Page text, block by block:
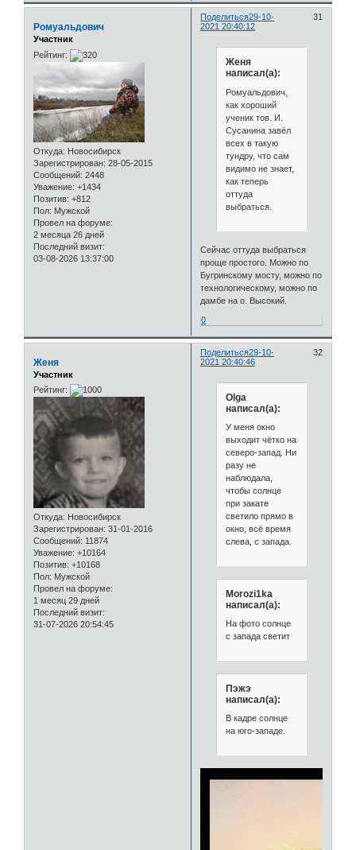
Поделиться 31
29-10-
2021 20:40:12
Ромуальдович
Участник
Рейтинг:
Откуда: Новосибирск
Зарегистрирован: 28-05-2015
Сообщений: 2448
Уважение: +1434
Позитив: +812
Пол: Мужской
Провел на форуме:
2 месяца 26 дней
Последний визит:
03-08-2026 13:37:00
Женя
написал(а):
Ромуальдович,
как хороший
ученик тов. И.
Сусанина завёл
всех в такую
тундру, что сам
видимо не знает,
как теперь
оттуда
выбраться.
Сейчас оттуда выбраться
проще простого. Можно по
Бугринскому мосту, можно по
технологическому, можно по
дамбе на о. Высокий.
0
Поделиться 32
29-10-
2021 20:40:46
Женя
Участник
Рейтинг:
Откуда: Новосибирск
Зарегистрирован: 31-01-2016
Сообщений: 11874
Уважение: +10164
Позитив: +10168
Пол: Мужской
Провел на форуме:
1 месяц 29 дней
Последний визит:
31-07-2026 20:54:45
Olga
написал(а):
У меня окно
выходит чётко на
северо-запад. Ни
разу не
наблюдала,
чтобы солнце
при закате
светило прямо в
окно, всё время
слева, с запада.
Morozi1ka
написал(а):
На фото солнце
с запада светит
Пэжэ
написал(а):
В кадре солнце
на юго-западе.